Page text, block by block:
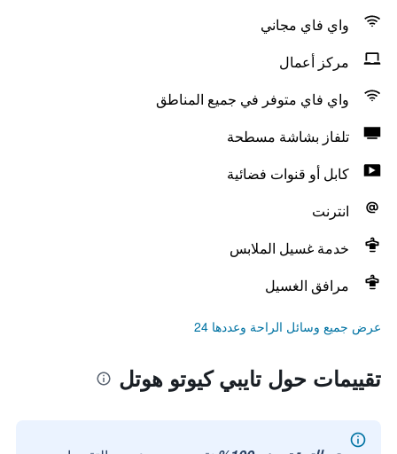
واي فاي مجاني
مركز أعمال
واي فاي متوفر في جميع المناطق
تلفاز بشاشة مسطحة
كابل أو قنوات فضائية
انترنت
خدمة غسيل الملابس
مرافق الغسيل
عرض جميع وسائل الراحة وعددها 24
تقييمات حول تايبي كيوتو هوتل